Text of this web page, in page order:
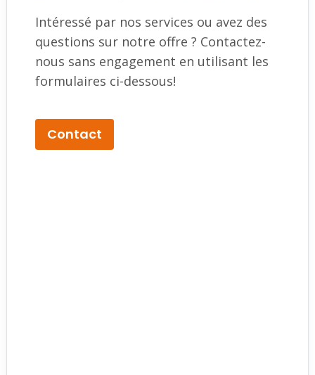
Intéressé par nos services ou avez des
questions sur notre offre ? Contactez-
nous sans engagement en utilisant les
formulaires ci-dessous!
Contact